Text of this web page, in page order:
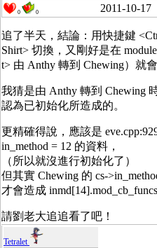
0 0 2011-10-17
追了半天，結論：用快捷鍵
Shirt> 切換，又剛好是在
t> 由 Anthy 轉到 Chewing）就會
我猜是由 Anthy 轉到 Chewing
認為已初始化所造成的。
更精確得說，應該是
in_method = 12 的資料，
（所以就沒進行初始化了）
但其實 Chewing 的 cs-
才會造成
請劉老大追追看了吧！
Tetralet